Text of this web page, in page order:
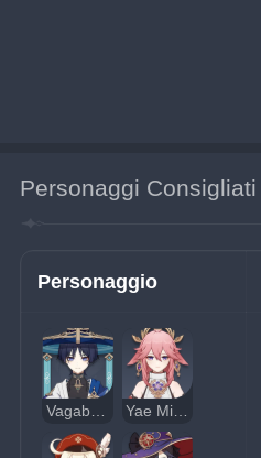
Personaggi Consigliati
Personaggio
Vagabondo